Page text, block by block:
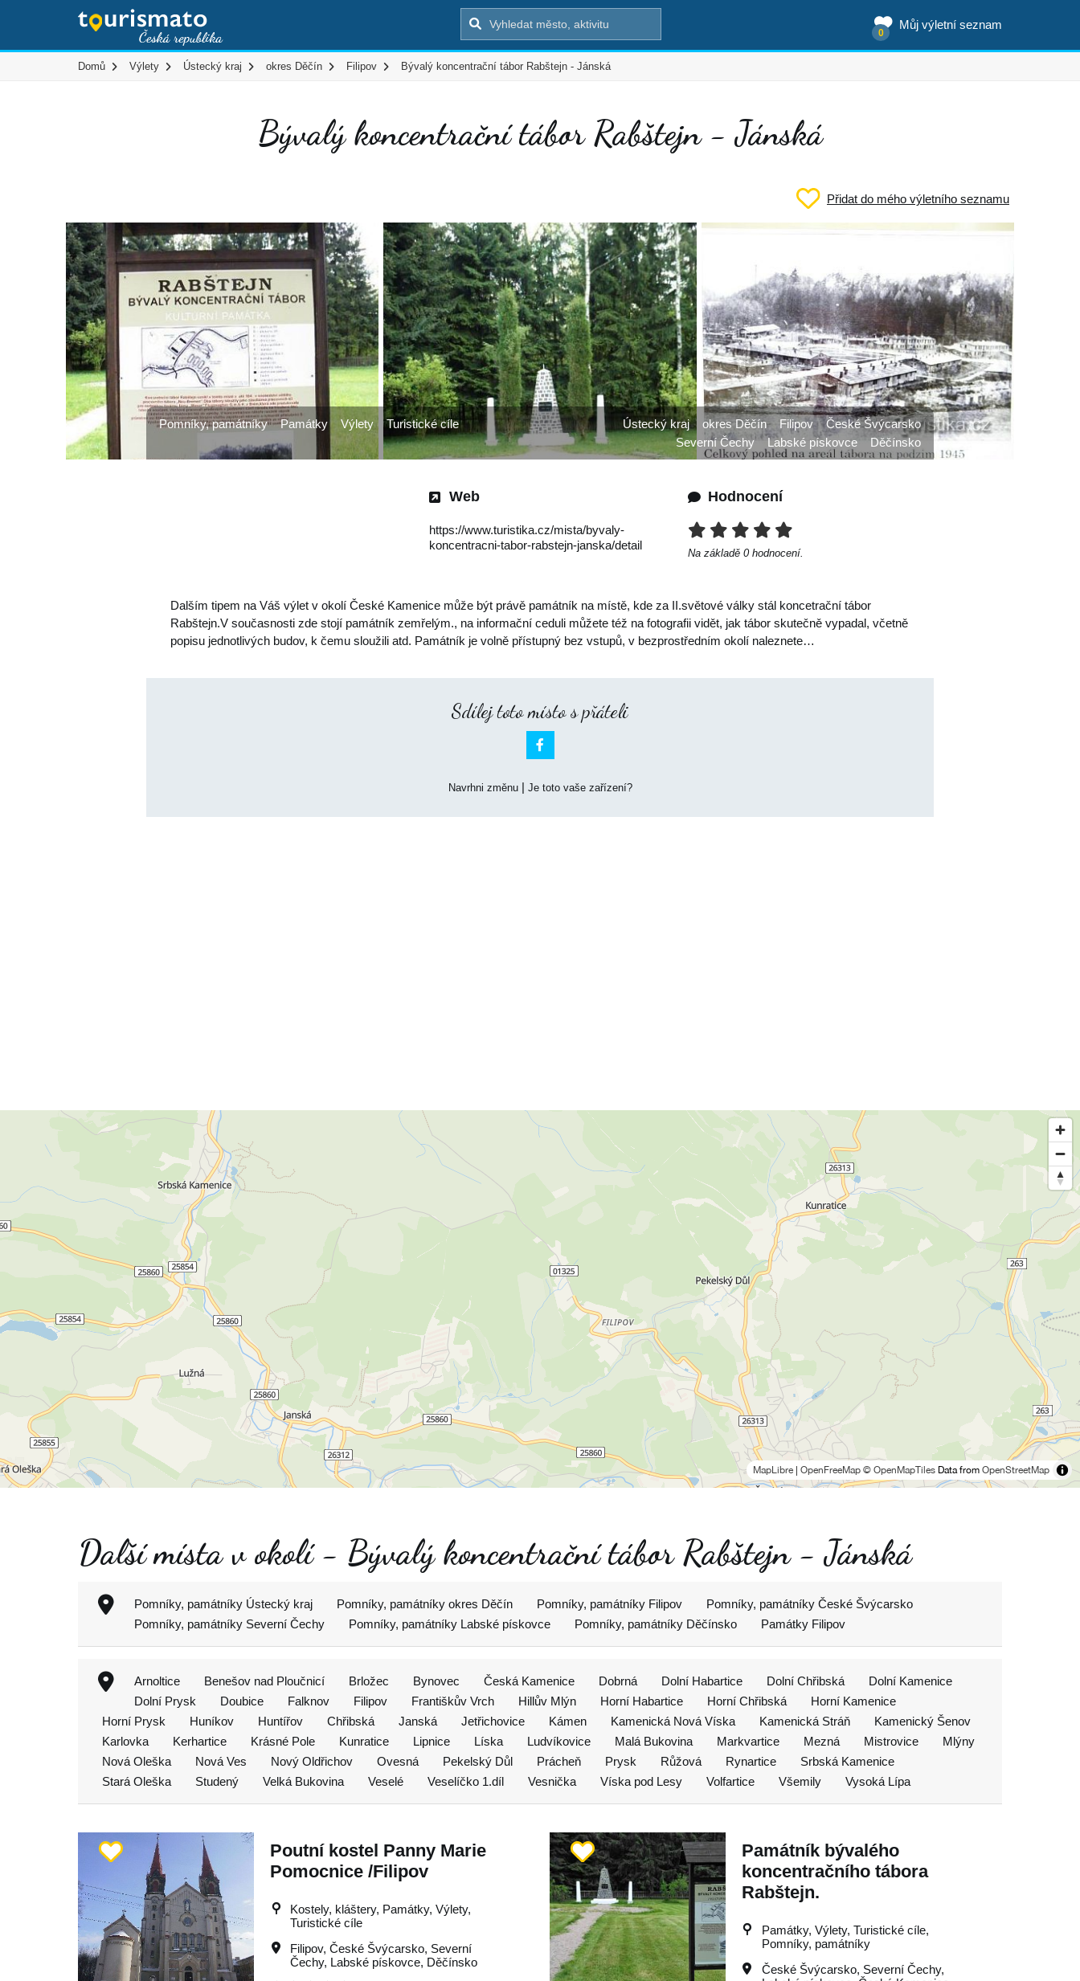
Můj výletní seznam
0
Domů Výlety Ústecký kraj okres Děčín Filipov Bývalý koncentrační tábor Rabštejn - Jánská
Bývalý koncentrační tábor Rabštejn - Jánská
Přidat do mého výletního seznamu
Web
https://www.turistika.cz/mista/byvaly-
koncentracni-tabor-rabstejn-janska/detail
Hodnocení
Na základě 0 hodnocení.
Dalším tipem na Váš výlet v okolí České Kamenice může být právě památník na místě, kde za II.světové války stál koncetrační tábor
Rabštejn.V současnosti zde stojí památník zemřelým., na informační ceduli můžete též na fotografii vidět, jak tábor skutečně vypadal, včetně
popisu jednotlivých budov, k čemu sloužili atd. Památník je volně přístupný bez vstupů, v bezprostředním okolí naleznete…
Pomníky, památníky Památky Výlety Turistické cíle Ústecký kraj okres Děčín Filipov
České Švýcarsko
Severní Čechy
Labské pískovce Děčínsko
Sdílej toto místo s přáteli

Navrhni změnu| Je toto vaše zařízení?
MapLibre OpenFreeMap © OpenMapTiles Data from OpenStreetMap
Další místa v okolí - Bývalý koncentrační tábor Rabštejn - Jánská
Pomníky, památníky Ústecký kraj Pomníky, památníky okres Děčín Pomníky, památníky Filipov
Pomníky, památníky České Švýcarsko
Pomníky, památníky Severní Čechy
Pomníky, památníky Labské pískovce Pomníky, památníky Děčínsko Památky Filipov
Arnoltice Benešov nad Ploučnicí Brložec Bynovec Česká Kamenice Dobrná Dolní Habartice Dolní Chřibská
Dolní Kamenice
Dolní Prysk
Doubice Falknov Filipov Františkův Vrch Hillův Mlýn Horní Habartice Horní Chřibská
Horní Kamenice
Horní Prysk
Huníkov Huntířov Chřibská Janská Jetřichovice Kámen Kamenická Nová Víska Kamenická Stráň
Kamenický Šenov
Karlovka
Kerhartice Krásné Pole Kunratice Lipnice Líska Ludvíkovice Malá Bukovina Markvartice Mezná Mistrovice
Mlýny
Nová Oleška
Nová Ves Nový Oldřichov Ovesná Pekelský Důl Prácheň Prysk Růžová Rynartice
Srbská Kamenice
Stará Oleška
Studený Velká Bukovina Veselé Veselíčko 1.díl Vesnička Víska pod Lesy Volfartice Všemily Vysoká Lípa
Poutní kostel Panny Marie
Pomocnice /Filipov
Kostely, kláštery, Památky, Výlety,
Turistické cíle
Filipov,České Švýcarsko, Severní
Čechy, Labské pískovce, Děčínsko
Památník bývalého
koncentračního tábora
Rabštejn.
Památky, Výlety, Turistické cíle,
Pomníky, památníky
České Švýcarsko, Severní Čechy,